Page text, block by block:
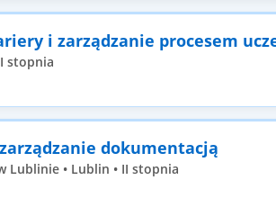
i zarządzanie procesem
stopnia
dokumentacją
Lublinie • Lublin • II stopnia